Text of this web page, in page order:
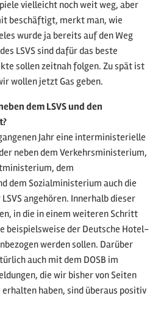
vielleicht noch weit weg, aber
beschäftigt, merkt man, wie
wurde ja bereits auf den Weg
LSVS sind dafür das beste
sollen zeitnah folgen. Zu spät ist
wollen jetzt Gas geben.
dem LSVS und den
Jahr eine interministerielle
neben dem Verkehrsministerium,
dem
dem Sozialministerium auch die
angehören. Innerhalb dieser
in die in einem weiteren Schritt
beispielsweise der Deutsche Hotel-
werden sollen. Darüber
auch mit dem DOSB im
die wir bisher von Seiten
erhalten haben, sind überaus positiv